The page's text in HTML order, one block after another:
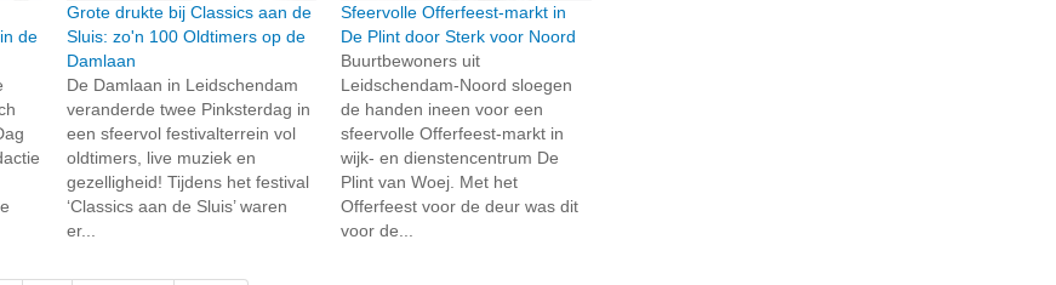
de
Grote drukte bij Classics aan de
Sluis: zo'n 100 Oldtimers op de
Damlaan
De Damlaan in Leidschendam
veranderde twee Pinksterdag in
een sfeervol festivalterrein vol
oldtimers, live muziek en
gezelligheid! Tijdens het festival
‘Classics aan de Sluis’ waren
er...
Sfeervolle Offerfeest-markt in
De Plint door Sterk voor Noord
Buurtbewoners uit
Leidschendam-Noord sloegen
de handen ineen voor een
sfeervolle Offerfeest-markt in
wijk- en dienstencentrum De
Plint van Woej. Met het
Offerfeest voor de deur was dit
voor de...